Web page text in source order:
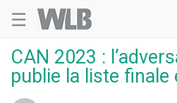
☰
CAN 2023 :
publie la liste finale